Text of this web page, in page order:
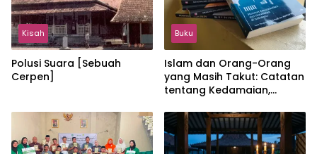
Kisah
Polusi Suara [Sebuah
Cerpen]
Buku
Islam dan Orang-Orang
yang Masih Takut: Catatan
tentang Kedamaian,
dalam Pemikiran Masykuri
Abdillah